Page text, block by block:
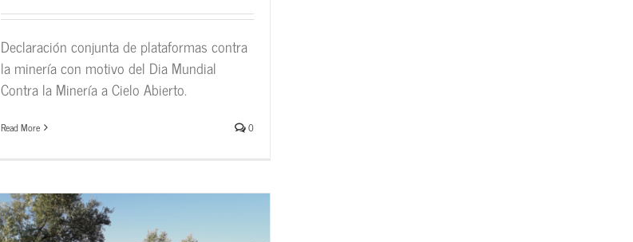
Declaración conjunta de plataformas contra
la minería con motivo del Dia Mundial
Contra la Minería a Cielo Abierto.
Read More 0